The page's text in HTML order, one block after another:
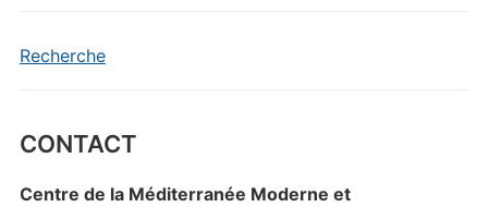
Recherche
CONTACT
Centre de la Méditerranée Moderne et